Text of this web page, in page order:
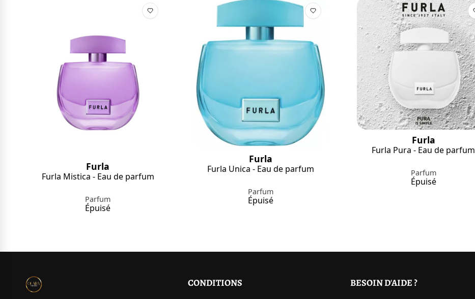
Furla
Furla Mistica - Eau de parfum
Parfum
Épuisé
Furla
Furla Unica - Eau de parfum
Parfum
Épuisé
Furla
Furla Pura - Eau de parfum
Parfum
Épuisé
CONDITIONS BESOIN D'AIDE ?